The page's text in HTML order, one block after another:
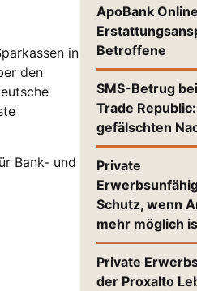
in
den
Bank- und
ApoBank
Betroffene
SMS-Betrug
Trade
gefälschten
Private
Schutz, wenn
mehr möglich
Private
der Proxalto